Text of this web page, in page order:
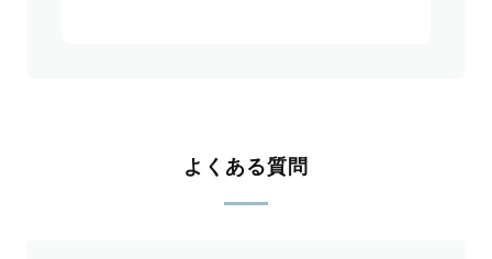
よくある質問